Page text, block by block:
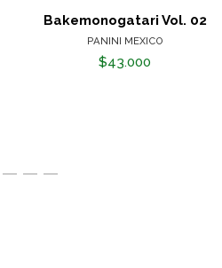
Bakemonogatari Vol. 02
PANINI MEXICO
$43.000